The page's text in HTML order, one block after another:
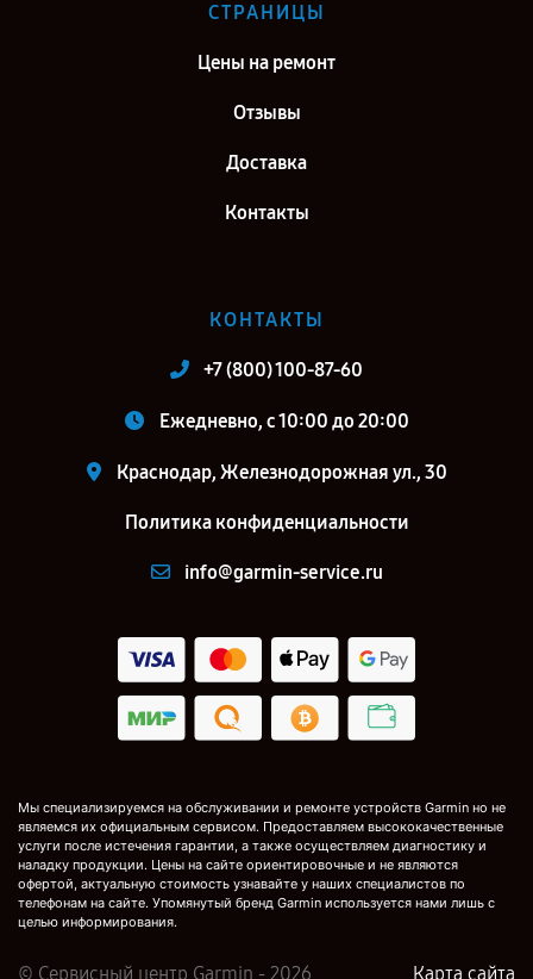
СТРАНИЦЫ
Цены на ремонт
Отзывы
Доставка
Контакты
КОНТАКТЫ
+7 (800) 100-87-60
Ежедневно, с 10:00 до 20:00
Краснодар, Железнодорожная ул., 30
Политика конфиденциальности
info@garmin-service.ru
Мы специализируемся на обслуживании и ремонте устройств Garmin но не
являемся их официальным сервисом. Предоставляем высококачественные
услуги после истечения гарантии, а также осуществляем диагностику и
наладку продукции. Цены на сайте ориентировочные и не являются
офертой, актуальную стоимость узнавайте у наших специалистов по
телефонам на сайте. Упомянутый бренд Garmin используется нами лишь с
целью информирования.
© Сервисный центр Garmin - 2026 Карта сайта